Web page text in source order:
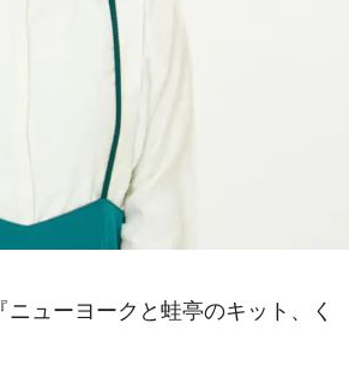
ューヨークと蛙亭のキット、く